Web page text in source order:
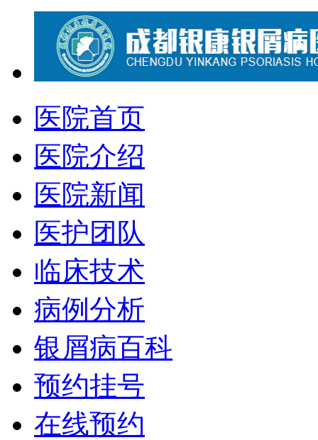
医院首页
医院介绍
医院新闻
医护团队
临床技术
病例分析
银屑病百科
预约挂号
在线预约